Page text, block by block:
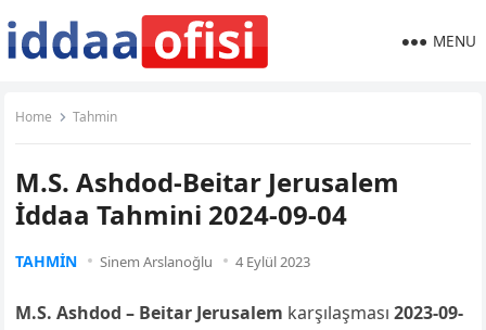
MENU
Home Tahmin
M.S. Ashdod-Beitar Jerusalem
İddaa Tahmini 2024-09-04
TAHMIN Sinem Arslanoğlu 4 Eylül 2023
M.S. Ashdod – Beitar Jerusalem karşılaşması2023-09-